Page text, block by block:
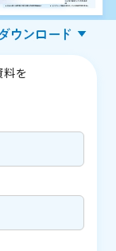
を